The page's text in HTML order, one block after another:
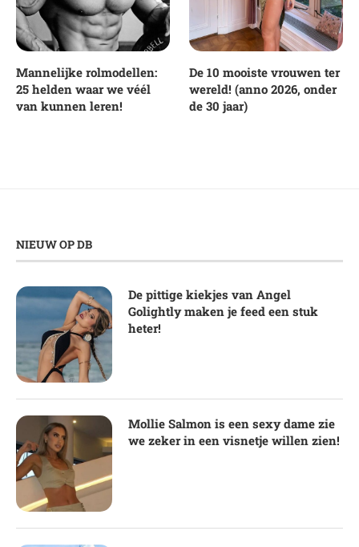
Mannelijke rolmodellen:
25 helden waar we véél
van kunnen leren!
De 10 mooiste vrouwen ter
wereld! (anno 2026, onder
de 30 jaar)
NIEUW OP DB
De pittige kiekjes van Angel
Golightly maken je feed een stuk
heter!
Mollie Salmon is een sexy dame zie
we zeker in een visnetje willen zien!